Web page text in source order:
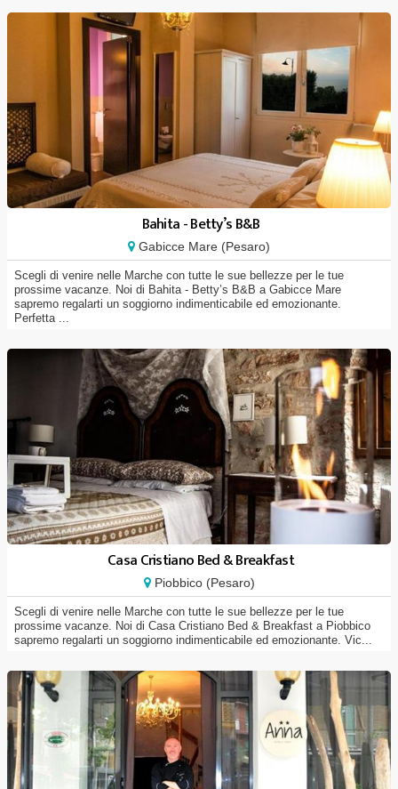
Bahita - Betty’s B&B
Gabicce Mare (Pesaro)
Scegli di venire nelle Marche con tutte le sue bellezze per le tue
prossime vacanze. Noi di Bahita - Betty’s B&B a Gabicce Mare
sapremo regalarti un soggiorno indimenticabile ed emozionante.
Perfetta ...
Casa Cristiano Bed & Breakfast
Piobbico (Pesaro)
Scegli di venire nelle Marche con tutte le sue bellezze per le tue
prossime vacanze. Noi di Casa Cristiano Bed & Breakfast a Piobbico
sapremo regalarti un soggiorno indimenticabile ed emozionante. Vic...